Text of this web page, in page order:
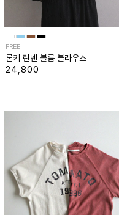
FREE
론키 린넨 볼륨 블라우스
24,800